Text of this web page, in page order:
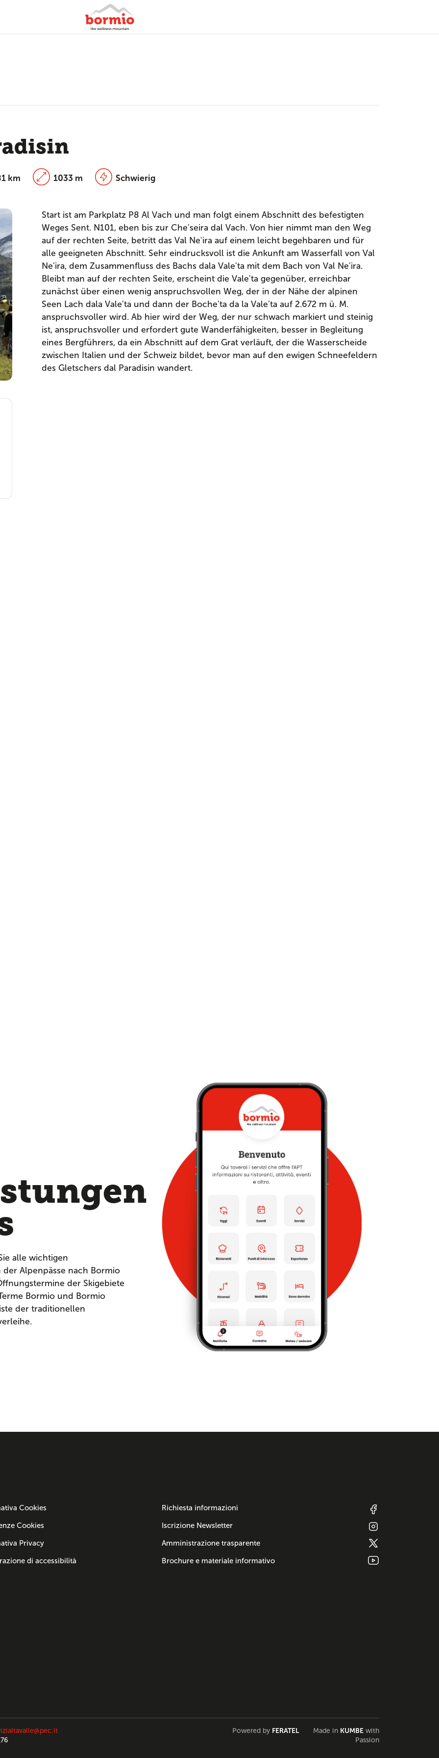
km 1033 m Schwierig
Start ist am Parkplatz P8 Al Vach und man folgt einem Abschnitt des befestigten
Weges Sent. N101, eben bis zur Che'seira dal Vach. Von hier nimmt man den Weg
auf der rechten Seite, betritt das Val Ne'ira auf einem leicht begehbaren und für
alle geeigneten Abschnitt. Sehr eindrucksvoll ist die Ankunft am Wasserfall von Val
Ne'ira, dem Zusammenfluss des Bachs dala Vale'ta mit dem Bach von Val Ne'ira.
Bleibt man auf der rechten Seite, erscheint die Vale'ta gegenüber, erreichbar
zunächst über einen wenig anspruchsvollen Weg, der in der Nähe der alpinen
Seen Lach dala Vale'ta und dann der Boche'ta da la Vale'ta auf 2.672 m ü. M.
anspruchsvoller wird. Ab hier wird der Weg, der nur schwach markiert und steinig
ist, anspruchsvoller und erfordert gute Wanderfähigkeiten, besser in Begleitung
eines Bergführers, da ein Abschnitt auf dem Grat verläuft, der die Wasserscheide
zwischen Italien und der Schweiz bildet, bevor man auf den ewigen Schneefeldern
des Gletschers dal Paradisin wandert.
alle wichtigen
Alpenpässe nach Bormio
der Skigebiete
Bormio und Bormio
der traditionellen
Cookies
Cookies
Privacy
di accessibilità
Richiesta informazioni
Iscrizione Newsletter
Amministrazione trasparente
Brochure e materiale informativo
Powered by FERATEL Made in KUMBEwith
Passion